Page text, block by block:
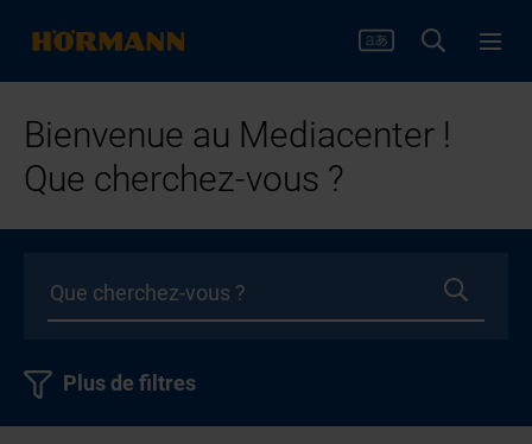
Bienvenue au Mediacenter !
Que cherchez-vous ?
Plus de filtres